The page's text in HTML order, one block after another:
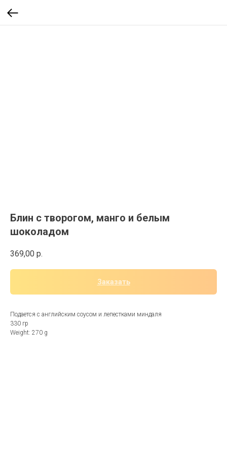
Блин с творогом, манго и белым
шоколадом
369,00 р.
Заказать
Подается с английским соусом и лепестками миндаля
330 гр
Weight: 270 g